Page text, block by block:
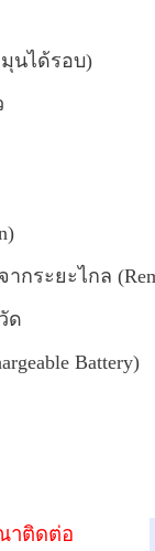
นได้รอบ)
ระยะไกล
ด
Battery)
าติดต่อ